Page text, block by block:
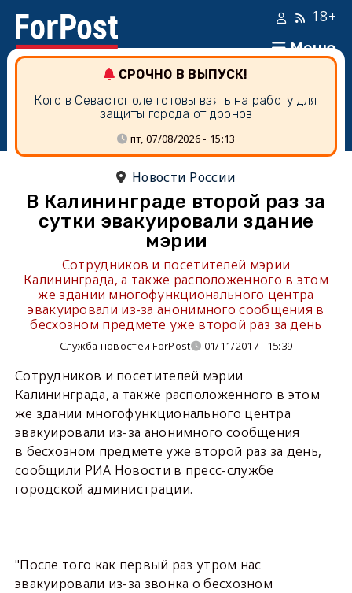
Меню
18+
СРОЧНО В ВЫПУСК!
Кого в Севастополе готовы взять на работу для
защиты города от дронов
пт, 07/08/2026 - 15:13
Новости России
В Калининграде второй раз за
сутки эвакуировали здание
мэрии
Сотрудников и посетителей мэрии
Калининграда, а также расположенного в этом
же здании многофункционального центра
эвакуировали из-за анонимного сообщения в
бесхозном предмете уже второй раз за день
Служба новостей ForPost 01/11/2017 - 15:39
Сотрудников и посетителей мэрии
Калининграда, а также расположенного в этом
же здании многофункционального центра
эвакуировали из-за анонимного сообщения
в бесхозном предмете уже второй раз за день,
сообщили РИА Новости в пресс-службе
городской администрации.
"После того как первый раз утром нас
эвакуировали из-за звонка о бесхозном